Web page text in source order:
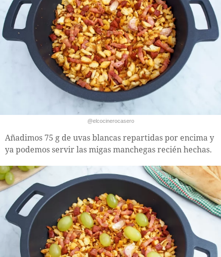
@elcocinerocasero
Añadimos 75 g de uvas blancas repartidas por encima y
ya podemos servir las migas manchegas recién hechas.